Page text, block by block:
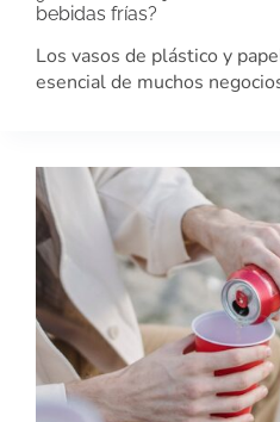
bebidas frías?
Los vasos de plástico y
esencial de muchos